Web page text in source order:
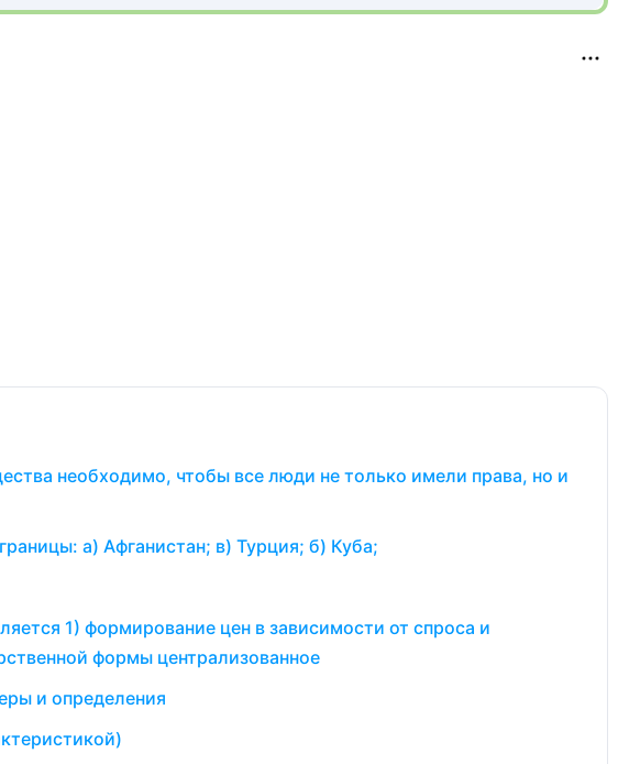
необходимо, чтобы все люди не только имели права, но и
а) Афганистан; в) Турция; б) Куба;
1) формирование цен в зависимости от спроса и
формы централизованное
и определения